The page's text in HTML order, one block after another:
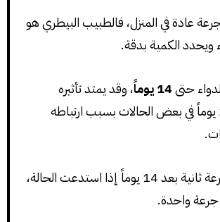
عادة في المنزل، فالطبيب البيطري هو
ويحدد الكمية بدقة.
حتى14 يوماً
، وقد يمتد تأثيره
البكتيري إلى 21 يوماً في بعض الحالات بسبب ارتباطه
يمكن إعطاء جرعة ثانية بعد 14 يوماً إذا استدعت الحالة،
جرعة واحدة.